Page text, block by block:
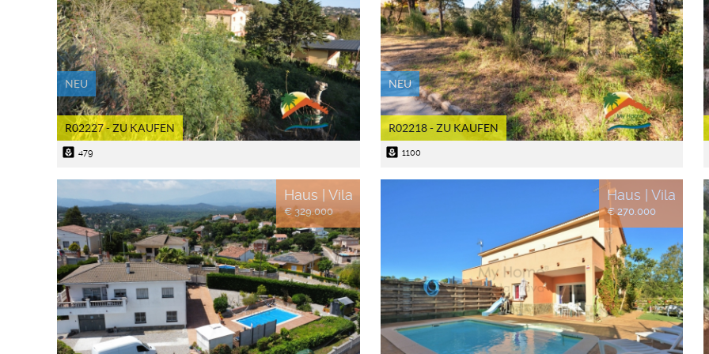
NEU
R02227 - ZU KAUFEN
yard 479
NEU
R02218 - ZU KAUFEN
yard 1100
Haus | Vila
€ 329.000
Haus | Vila
€ 270.000